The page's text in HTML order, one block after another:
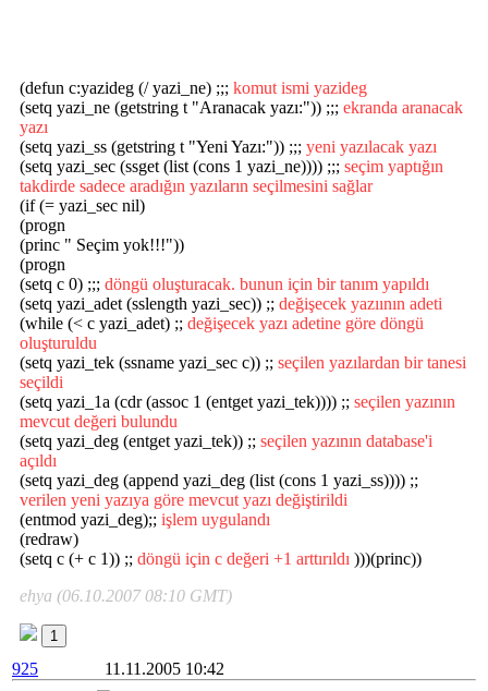
(defun c:yazideg (/ yazi_ne) ;;; komut ismi yazideg
(setq yazi_ne (getstring t "Aranacak yazı:")) ;;; ekranda aranacak
yazı
(setq yazi_ss (getstring t "Yeni Yazı:")) ;;; yeni yazılacak yazı
(setq yazi_sec (ssget (list (cons 1 yazi_ne)))) ;;; seçim yaptığın
takdirde sadece aradığın yazıların seçilmesini sağlar
(if (= yazi_sec nil)
(progn
(princ " Seçim yok!!!"))
(progn
(setq c 0) ;;; döngü oluşturacak. bunun için bir tanım yapıldı
(setq yazi_adet (sslength yazi_sec)) ;; değişecek yazıının adeti
(while (< c yazi_adet) ;; değişecek yazı adetine göre döngü
oluşturuldu
(setq yazi_tek (ssname yazi_sec c)) ;; seçilen yazılardan bir tanesi
seçildi
(setq yazi_1a (cdr (assoc 1 (entget yazi_tek)))) ;; seçilen yazının
mevcut değeri bulundu
(setq yazi_deg (entget yazi_tek)) ;; seçilen yazının database'i
açıldı
(setq yazi_deg (append yazi_deg (list (cons 1 yazi_ss)))) ;;
verilen yeni yazıya göre mevcut yazı değiştirildi
(entmod yazi_deg);; işlem uygulandı
(redraw)
(setq c (+ c 1)) ;; döngü için c değeri +1 arttırıldı )))(princ))
ehya (06.10.2007 08:10 GMT)
1
925
11.11.2005 10:42